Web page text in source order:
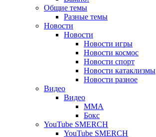
вкладке)
новой
вкладке)
Общие темы
Разные темы
Новости
Новости
Новости игры
Новости космос
Новости спорт
Новости катаклизмы
Новости разное
Видео
Видео
ММА
Бокс
YouTube SMERCH
YouTube SMERCH